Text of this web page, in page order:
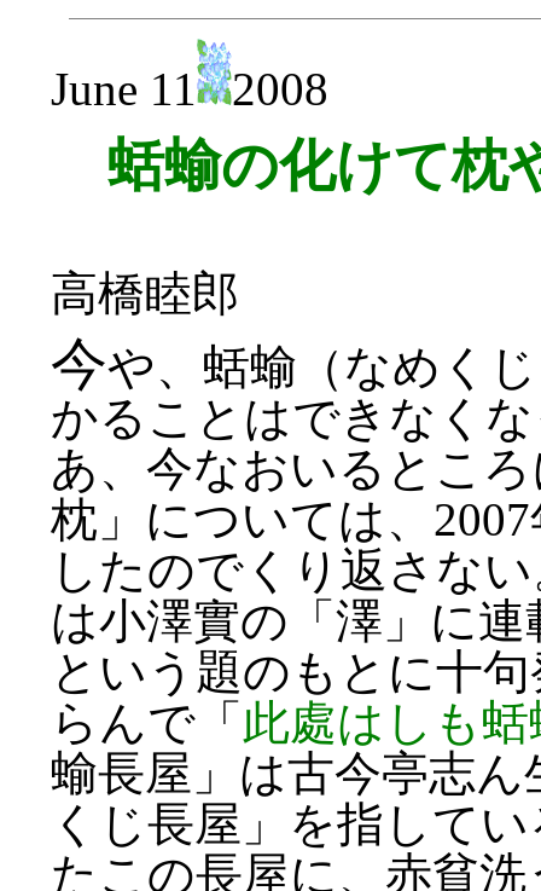
June 11 2008
蛞蝓の化けて枕
高橋睦郎
今や、蛞蝓（なめく
かることはできなく
あ、今なおいるとこ
枕」については、
したのでくり返さな
は小澤實の「澤」に
という題のもとに十
らんで「 此處はしも
蝓長屋」は古今亭志
くじ長屋」を指して
たこの長屋に、赤貧